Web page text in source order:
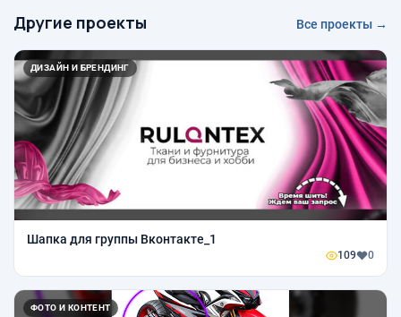
Другие проекты Все проекты →
ДИЗАЙН И БРЕНДИНГ
Шапка для группы Вконтакте_1
109 0
ФОТО И КОНТЕНТ